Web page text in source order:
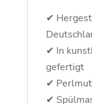
✔
✔ In
gefertigt
✔
✔